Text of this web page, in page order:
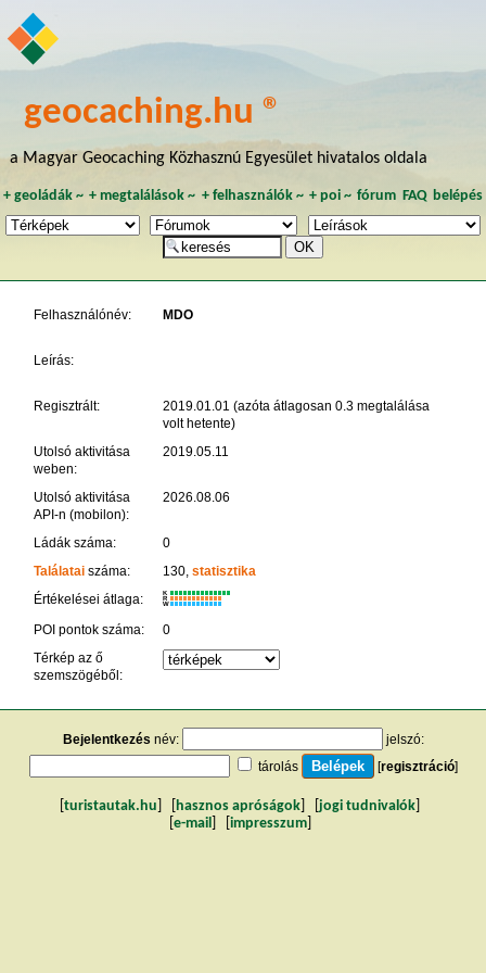
geocaching.hu ®
a Magyar Geocaching Közhasznú Egyesület hivatalos oldala
+ geoládák~ +megtalálások ~ + felhasználók~ + poi~ fórum FAQ belépés
Felhasználónév: MDO
Leírás:
Regisztrált:
2019.01.01 (azóta átlagosan 0.3 megtalálása
volt hetente)
Utolsó aktivitása
weben:
2019.05.11
Utolsó aktivitása
API-n (mobilon):
2026.08.06
Ládák száma:
0
Találataiszáma: 130, statisztika
Értékelései átlaga:
K
R
W
POI pontok száma:
0
Térkép az ő
szemszögéből:
Bejelentkezés név:
jelszó:
tárolás
[regisztráció]
turistautak.hu hasznos apróságok jogi tudnivalók
e-mail impresszum]